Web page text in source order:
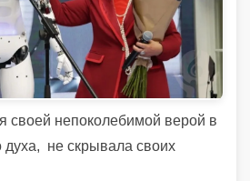
своей непоколебимой верой в
духа, не скрывала своих